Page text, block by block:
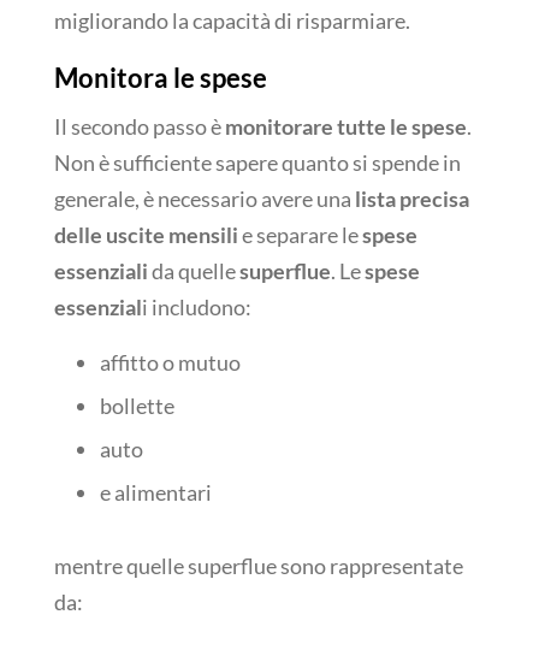
migliorando la capacità di risparmiare.
Monitora le spese
Il secondo passo èmonitorare tutte le spese.
Non è sufficiente sapere quanto si spende in
generale, è necessario avere una lista precisa
delle uscite mensilie separare lespese
essenzialida quellesuperflue. Lespese
essenziali includono:
affittoo mutuo
bollette
auto
e alimentari
mentre quelle superflue sono rappresentate
da: